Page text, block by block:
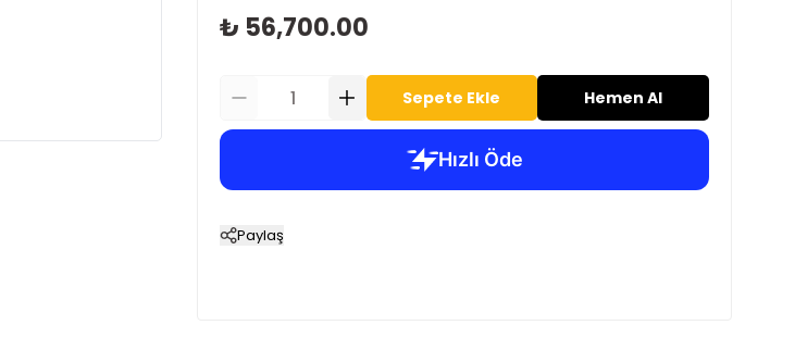
₺ 56,700.00
Sepete Ekle Hemen Al
Paylaş